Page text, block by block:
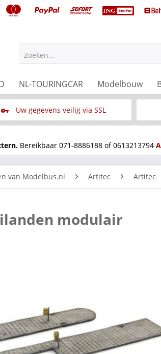
Zoeken...
NL-TOURINGCAR Modelbouw
Uw gegevens veilig via SSL
Bereikbaar 071-8886188 of 0613213794
van Modelbus.nl Artitec Artitec
modulair